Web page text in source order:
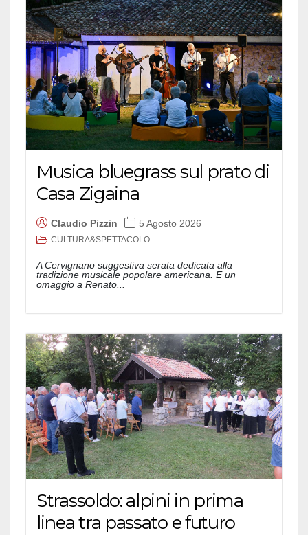
Musica bluegrass sul prato di
Casa Zigaina
Claudio Pizzin 5 Agosto 2026
CULTURA&SPETTACOLO
A Cervignano suggestiva serata dedicata alla
tradizione musicale popolare americana. E un
omaggio a Renato...
Strassoldo: alpini in prima
linea tra passato e futuro